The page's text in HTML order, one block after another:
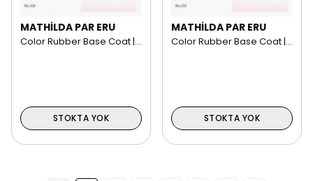
MATHİLDA PAR ERU
Color Rubber Base Coat | 15 ml NO: 06
STOKTA YOK
MATHİLDA PAR ERU
Color Rubber Base Coat | 15 ml NO: 05
STOKTA YOK